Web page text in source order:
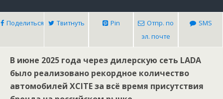
Поделиться Твитнуть Pin
Отпр. по
эл. почте
SMS
В июне 2025 года через дилерскую сеть LADA
было реализовано рекордное количество
автомобилей XCITE за всё время присутствия